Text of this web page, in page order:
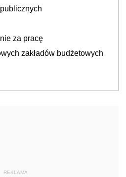
za pracę
zakładów budżetowych
REKLAMA